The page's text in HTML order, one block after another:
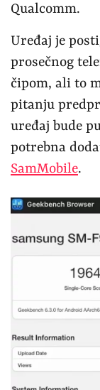
Qualcomm.
Uređaj je
prosečnog
čipom, ali to
pitanju
uređaj bude
potrebna
SamMobile.